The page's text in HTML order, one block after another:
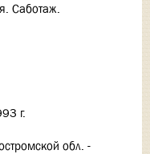
Саботаж.
г.
обл. -